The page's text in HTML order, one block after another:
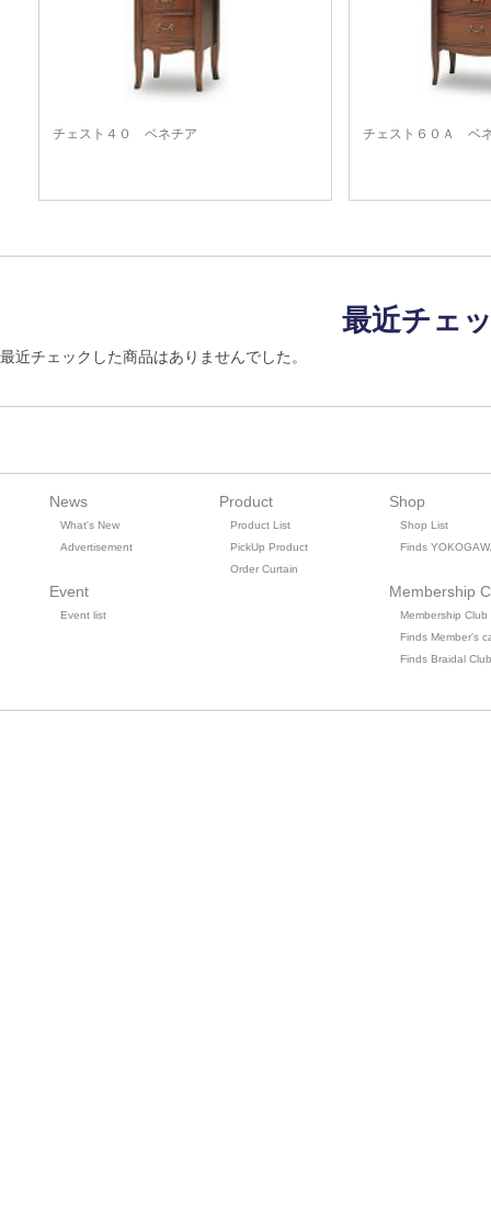
チェスト４０ ベネチア チェスト６０Ａ ベ
最近チェ
最近チェックした商品はありませんでした。
News
What's New
Advertisement
Event
Event list
Product
Product List
PickUp Product
Order Curtain
Shop
Shop List
Finds
Membership
Membership Club
Finds Member's
Finds Braidal Club